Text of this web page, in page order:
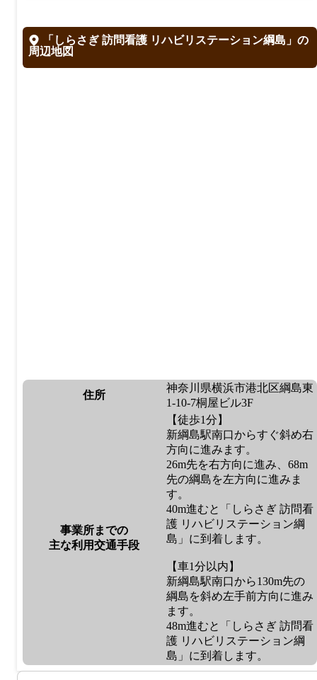
「しらさぎ 訪問看護 リハビリステーション綱島」の
周辺地図
住所
神奈川県横浜市港北区綱島東
1-10-7桐屋ビル3F
事業所までの
主な利用交通手段
【徒歩1分】
新綱島駅南口からすぐ斜め右
方向に進みます。
26m先を右方向に進み、68m
先の綱島を左方向に進みま
す。
40m進むと「しらさぎ 訪問看
護 リハビリステーション綱
島」に到着します。
【車1分以内】
新綱島駅南口から130m先の
綱島を斜め左手前方向に進み
ます。
48m進むと「しらさぎ 訪問看
護 リハビリステーション綱
島」に到着します。